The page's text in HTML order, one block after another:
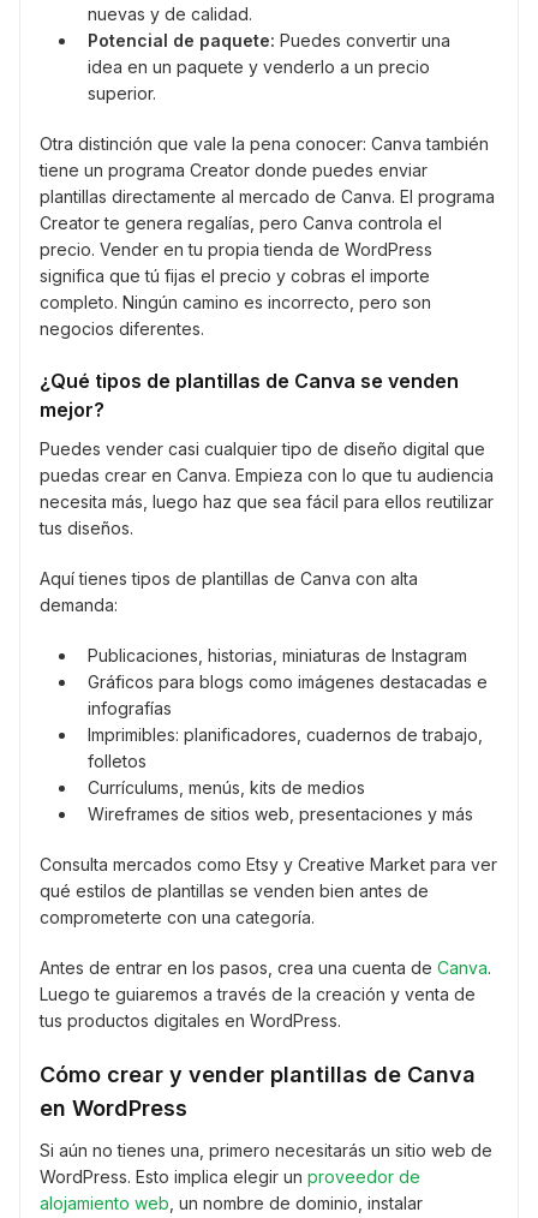
nuevas y de calidad.
Potencial de paquete: Puedes convertir una
idea en un paquete y venderlo a un precio
superior.
Otra distinción que vale la pena conocer: Canva también
tiene un programa Creator donde puedes enviar
plantillas directamente al mercado de Canva. El programa
Creator te genera regalías, pero Canva controla el
precio. Vender en tu propia tienda de WordPress
significa que tú fijas el precio y cobras el importe
completo. Ningún camino es incorrecto, pero son
negocios diferentes.
¿Qué tipos de plantillas de Canva se venden
mejor?
Puedes vender casi cualquier tipo de diseño digital que
puedas crear en Canva. Empieza con lo que tu audiencia
necesita más, luego haz que sea fácil para ellos reutilizar
tus diseños.
Aquí tienes tipos de plantillas de Canva con alta
demanda:
Publicaciones, historias, miniaturas de Instagram
Gráficos para blogs como imágenes destacadas e
infografías
Imprimibles: planificadores, cuadernos de trabajo,
folletos
Currículums, menús, kits de medios
Wireframes de sitios web, presentaciones y más
Consulta mercados como Etsy y Creative Market para ver
qué estilos de plantillas se venden bien antes de
comprometerte con una categoría.
Antes de entrar en los pasos, crea una cuenta de Canva.
Luego te guiaremos a través de la creación y venta de
tus productos digitales en WordPress.
Cómo crear y vender plantillas de Canva
en WordPress
Si aún no tienes una, primero necesitarás un sitio web de
WordPress. Esto implica elegir un proveedor de
alojamiento web, un nombre de dominio, instalar